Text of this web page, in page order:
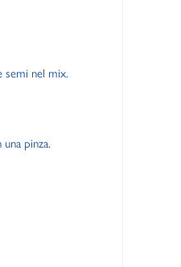
semi nel mix.
pinza.